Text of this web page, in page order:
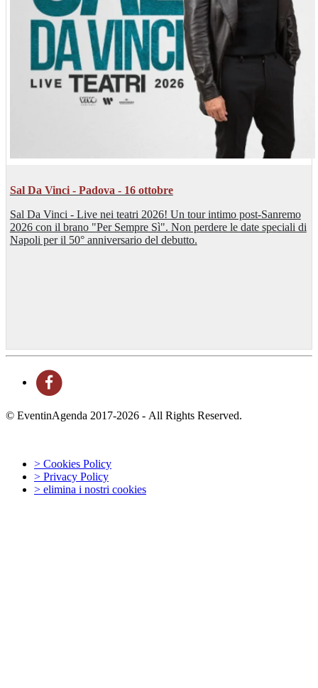
Sal Da Vinci - Padova - 16 ottobre
Sal Da Vinci - Live nei teatri 2026! Un tour intimo post-Sanremo
2026 con il brano "Per Sempre Sì". Non perdere le date speciali di
Napoli per il 50° anniversario del debutto.
© EventinAgenda 2017-2026 - All Rights Reserved.
> Cookies Policy
> Privacy Policy
> elimina i nostri cookies